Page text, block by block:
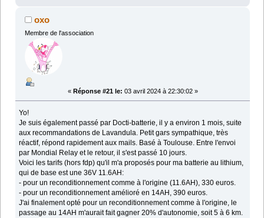
oxo
Membre de l'association
« Réponse #21 le: 03 avril 2024 à 22:30:02 »
Yo!
Je suis également passé par Docti-batterie, il y a environ 1 mois, suite
aux recommandations de Lavandula. Petit gars sympathique, très
réactif, répond rapidement aux mails. Basé à Toulouse. Entre l'envoi
par Mondial Relay et le retour, il s'est passé 10 jours.
Voici les tarifs (hors fdp) qu'il m'a proposés pour ma batterie au lithium,
qui de base est une 36V 11.6AH:
- pour un reconditionnement comme à l'origine (11.6AH), 330 euros.
- pour un reconditionnement amélioré en 14AH, 390 euros.
J'ai finalement opté pour un reconditionnement comme à l'origine, le
passage au 14AH m'aurait fait gagner 20% d'autonomie, soit 5 à 6 km.